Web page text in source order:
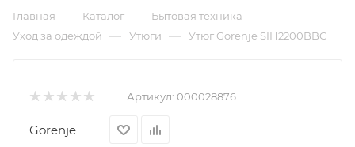
Главная — Каталог — Бытовая техника —
Уход за одеждой — Утюги — Утюг Gorenje SIH2200BBC
Артикул: 000028876
Gorenje